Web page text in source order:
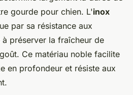
gourde pour chien. L'inox
par sa résistance aux
préserver la fraîcheur de
Ce matériau noble facilite
en profondeur et résiste aux